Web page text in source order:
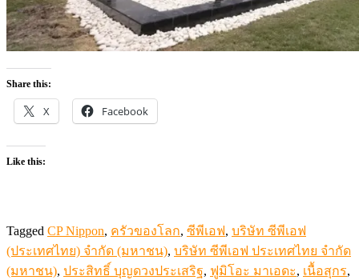
Share this:
X Facebook
Like this:
Tagged CP Nippon, ครัวของโลก, ซีพีเอฟ, บริษัท ซีพีเอฟ
(ประเทศไทย) จำกัด (มหาชน), บริษัท ซีพีเอฟ ประเทศไทย จำกัด
(มหาชน), ประสิทธิ์ บุญดวงประเสริฐ, ฟูมิโอะ มาเอดะ, เนื้อสุกร,